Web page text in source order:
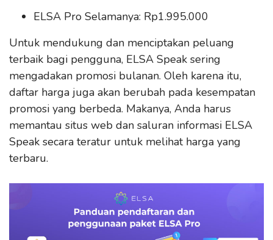
ELSA Pro Selamanya: Rp1.995.000
Untuk mendukung dan menciptakan peluang
terbaik bagi pengguna, ELSA Speak sering
mengadakan promosi bulanan. Oleh karena itu,
daftar harga juga akan berubah pada kesempatan
promosi yang berbeda. Makanya, Anda harus
memantau situs web dan saluran informasi ELSA
Speak secara teratur untuk melihat harga yang
terbaru.